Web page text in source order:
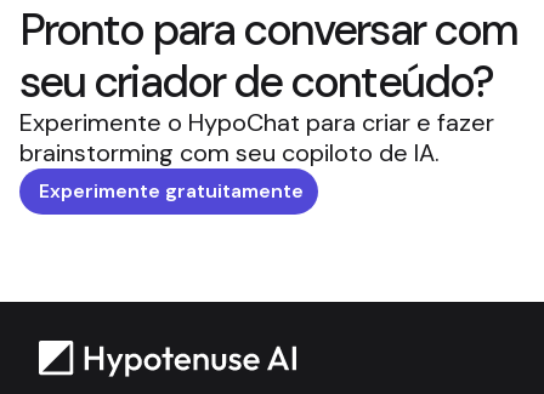
Pronto para conversar com
seu criador de conteúdo?
Experimente o HypoChat para criar e fazer
brainstorming com seu copiloto de IA.
Experimente gratuitamente